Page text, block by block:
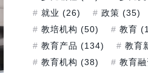
就业 (26) 政策 (35)
教培机构 (50) 教育
教育产品 (134) 教育
教育机构 (38) 教育融